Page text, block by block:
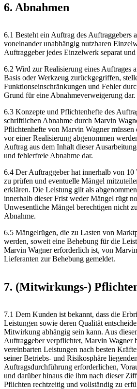
6. Abnahmen
6.1 Besteht ein Auftrag des Auftraggebers
voneinander unabhängig nutzbaren
Auftraggeber jedes Einzelwerk separat
6.2 Wird zur Realisierung eines Auftrages
Basis oder Werkzeug zurückgegriffen,
Funktionseinschränkungen und Fehler
Grund für eine Abnahmeverweigerung dar.
6.3 Konzepte und Pflichtenhefte des
schriftlichen Abnahme durch Marvin
Pflichtenhefte von Marvin Wagner müssen
vor einer Realisierung abgenommen
Auftrag aus dem Inhalt dieser
und fehlerfreie Abnahme dar.
6.4 Der Auftraggeber hat innerhalb von 10
zu prüfen und eventuelle Mängel
erklären. Die Leistung gilt als
innerhalb dieser Frist weder Mängel rügt
Unwesentliche Mängel berechtigen nicht
Abnahme.
6.5 Mängelrügen, die zu Lasten von
werden, soweit eine Behebung für die
Marvin Wagner erforderlich ist, von
Lieferanten zur Behebung gemeldet.
7. (Mitwirkungs-)
7.1 Dem Kunden ist bekannt, dass die
Leistungen sowie deren Qualität
Mitwirkung abhängig sein kann. Aus
Auftraggeber verpflichtet, Marvin Wagner
vereinbarten Leistungen nach besten
seiner Betriebs- und Risikosphäre
Auftragsdurchführung erforderlichen,
und darüber hinaus die ihm nach dieser
Pflichten rechtzeitig und vollständig zu